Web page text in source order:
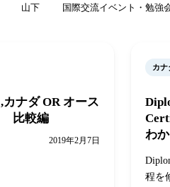
山下 国際交流イベント・勉強
ナダ OR オース
比較編
2019年2月7日
カナ
わ
程を